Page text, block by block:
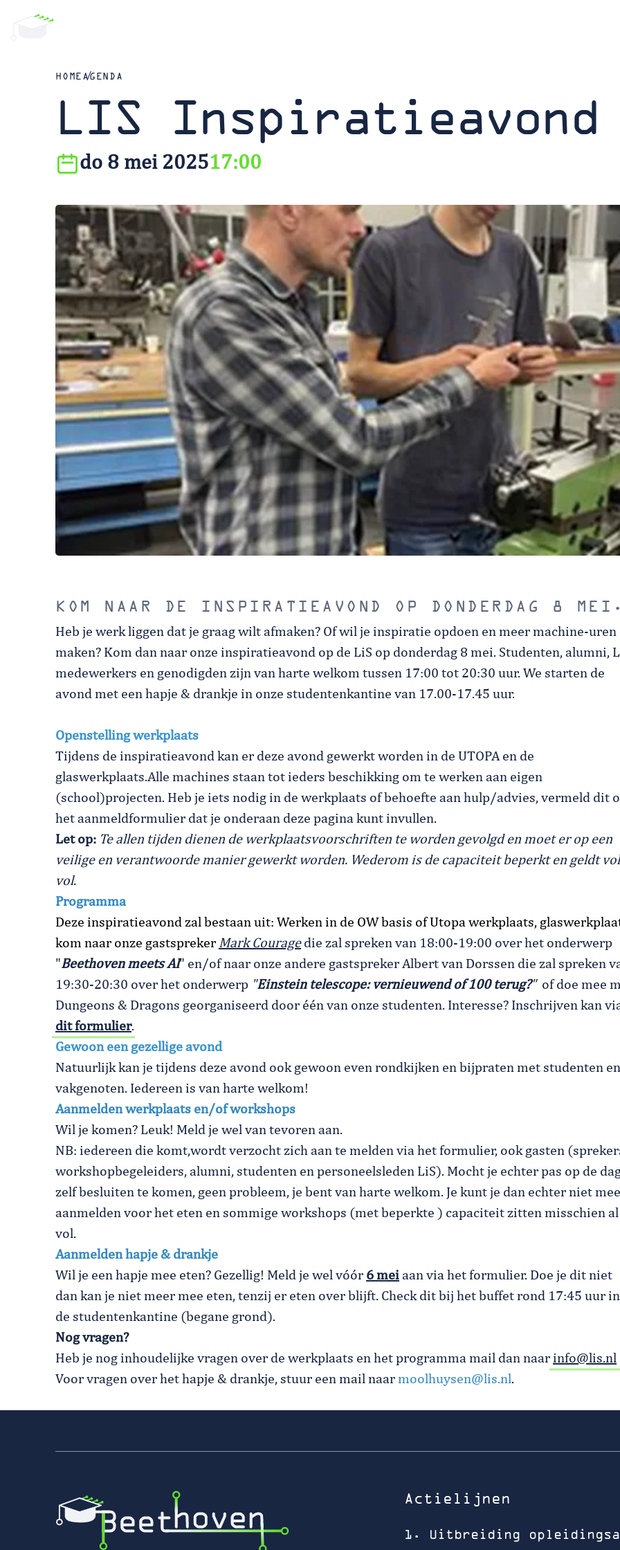
HOMEAGENDA
LIS Inspiratieavond
do 8 mei 202517:00
KOM NAAR DE INSPIRATIEAVOND OP DONDERDAG 8
Heb je werk liggen dat je graag wilt afmaken? Of wil je inspiratie opdoen en meer machine-uren
maken? Kom dan naar onze inspiratieavond op de LiS op donderdag 8 mei. Studenten, alumni,
medewerkers en genodigden zijn van harte welkom tussen 17:00 tot 20:30 uur. We starten de
avond met een hapje & drankje in onze studentenkantine van 17.00-17.45 uur.
Openstelling werkplaats
Tijdens de inspiratieavond kan er deze avond gewerkt worden in de UTOPA en de
glaswerkplaats.Alle machines staan tot ieders beschikking om te werken aan eigen
(school)projecten. Heb je iets nodig in de werkplaats of behoefte aan hulp/advies, vermeld dit
het aanmeldformulier dat je onderaan deze pagina kunt invullen.
Let op: Te allen tijden dienen de werkplaatsvoorschriften te worden gevolgd en moet er op een
veilige en verantwoorde manier gewerkt worden. Wederom is de capaciteit beperkt en geldt
vol.
Programma
Deze inspiratieavond zal bestaan uit: Werken in de OW basis of Utopa werkplaats,
kom naar onze gastspreker Mark Couragedie zal spreken van 18:00-19:00 over het onderwerp
"Beethoven meets AI" en/of naar onze andere gastspreker Albert van Dorssen die zal spreken
19:30-20:30 over het onderwerp "Einstein telescope: vernieuwend of 100 terug?"of doe mee
Dungeons & Dragons georganiseerd door één van onze studenten. Interesse? Inschrijven kan
dit formulier.
Gewoon een gezellige avond
Natuurlijk kan je tijdens deze avond ook gewoon even rondkijken en bijpraten met studenten en
vakgenoten. Iedereen is van harte welkom!
Aanmelden werkplaats en/of workshops
Wil je komen? Leuk! Meld je wel van tevoren aan.
NB: iedereen die komt,wordt verzocht zich aan te melden via het formulier, ook gasten
workshopbegeleiders, alumni, studenten en personeelsleden LiS). Mocht je echter pas op de
zelf besluiten te komen, geen probleem, je bent van harte welkom. Je kunt je dan echter niet
aanmelden voor het eten en sommige workshops (met beperkte ) capaciteit zitten misschien al
vol.
Aanmelden hapje & drankje
Wil je een hapje mee eten? Gezellig! Meld je wel vóór 6 mei aan via het formulier. Doe je dit niet
dan kan je niet meer mee eten, tenzij er eten over blijft. Check dit bij het buffet rond 17:45 uur in
de studentenkantine (begane grond).
Nog vragen?
Heb je nog inhoudelijke vragen over de werkplaats en het programma mail dan naar info@lis.nl
Voor vragen over het hapje & drankje, stuur een mail naar moolhuysen@lis.nl.
Actielijnen
1. Uitbreiding